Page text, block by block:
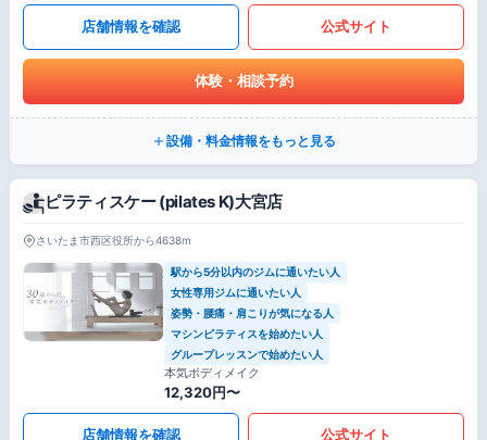
店舗情報を確認 公式サイト
体験・相談予約
設備・料金情報をもっと見る
ピラティスケー (pilates K)大宮店
さいたま市西区役所から4638m
駅から5分以内のジムに通いたい人
女性専用ジムに通いたい人
姿勢・腰痛・肩こりが気になる人
マシンピラティスを始めたい人
グループレッスンで始めたい人
本気ボディメイク
12,320円〜
店舗情報を確認 公式サイト